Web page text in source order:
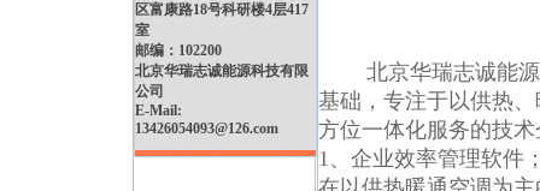
区富康路18号科研楼4层417
室
邮编：102200
北京华瑞志诚能源科技有限
公司
E-Mail:
13426054093@126.com
北京华瑞志诚能源
基础，专注于以供热
方位一体化服务的技
1、企业效率管理软件